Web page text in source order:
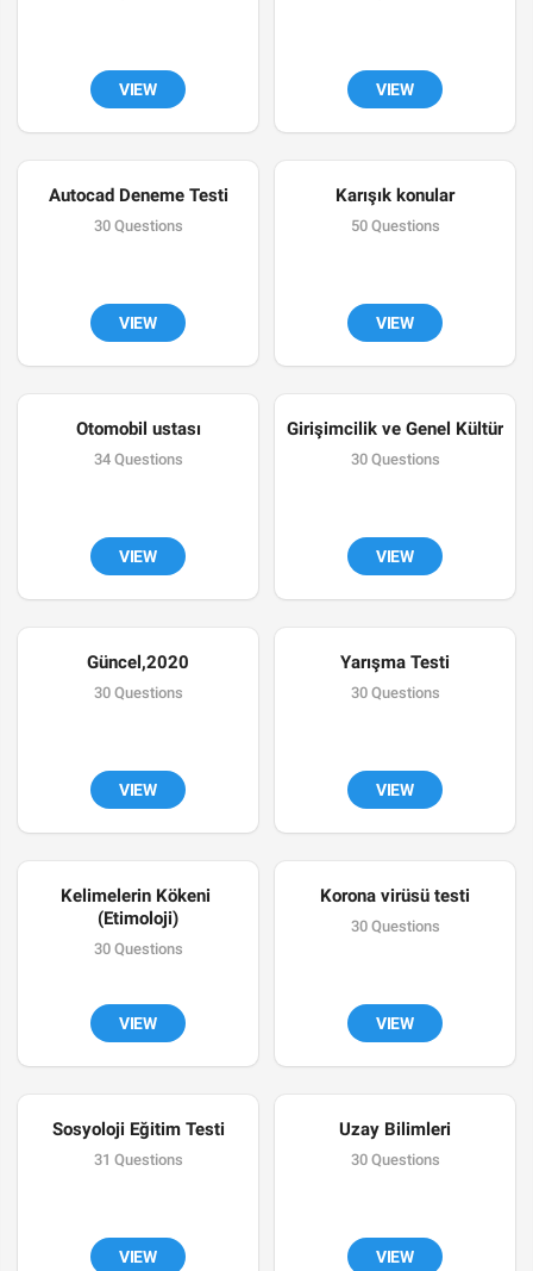
VIEW VIEW
Autocad Deneme Testi
30 Questions
VIEW
Karışık konular
50 Questions
VIEW
Otomobil ustası
34 Questions
VIEW
Girişimcilik ve Genel Kültür
30 Questions
VIEW
Güncel,2020
30 Questions
VIEW
Yarışma Testi
30 Questions
VIEW
Kelimelerin Kökeni
(Etimoloji)
30 Questions
VIEW
Korona virüsü testi
30 Questions
VIEW
Sosyoloji Eğitim Testi
31 Questions
VIEW
Uzay Bilimleri
30 Questions
VIEW